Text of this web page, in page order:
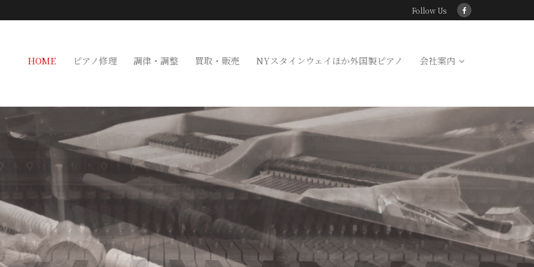
Follow Us
HOME ピアノ修理 調律・調整 買取・販売 NYスタインウェイほか外国製ピアノ 会社案内